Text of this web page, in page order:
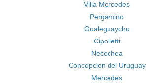
Villa Mercedes
Pergamino
Gualeguaychu
Cipolletti
Necochea
Concepcion del Uruguay
Mercedes